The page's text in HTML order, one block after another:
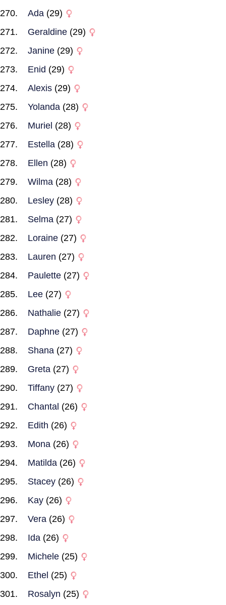
Ada (29)
Geraldine (29)
Janine (29)
Enid (29)
Alexis (29)
Yolanda (28)
Muriel (28)
Estella (28)
Ellen (28)
Wilma (28)
Lesley (28)
Selma (27)
Loraine (27)
Lauren (27)
Paulette (27)
Lee (27)
Nathalie (27)
Daphne (27)
Shana (27)
Greta (27)
Tiffany (27)
Chantal (26)
Edith (26)
Mona (26)
Matilda (26)
Stacey (26)
Kay (26)
Vera (26)
Ida (26)
Michele (25)
Ethel (25)
Rosalyn (25)